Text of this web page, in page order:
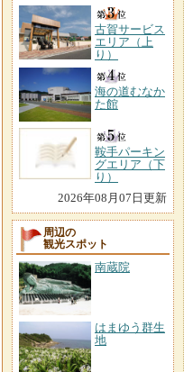
古賀サービス
エリア（上
り）
海の道むなか
た館
鞍手パーキン
グエリア（下
り）
2026年08月07日更新
周辺の
観光スポット
南蔵院
はまゆう群生
地